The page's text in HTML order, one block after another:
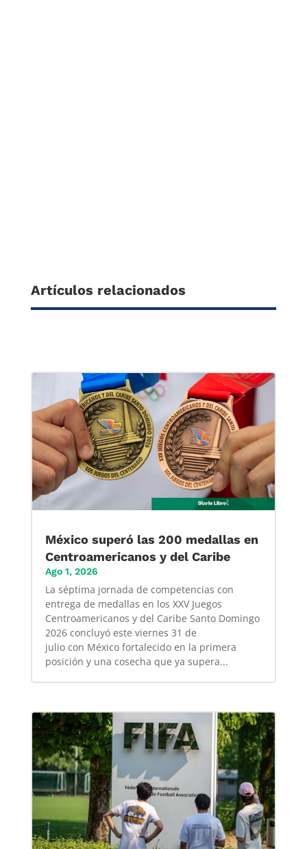
Artículos relacionados
México superó las 200 medallas en
Centroamericanos y del Caribe
Ago 1, 2026
La séptima jornada de competencias con
entrega de medallas en los XXV Juegos
Centroamericanos y del Caribe Santo Domingo
2026 concluyó este viernes 31 de
julio con México fortalecido en la primera
posición y una cosecha que ya supera...